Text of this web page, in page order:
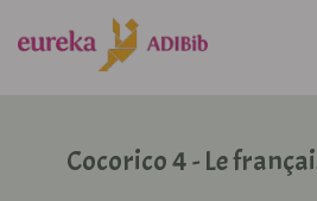
Cocorico 4 - Le